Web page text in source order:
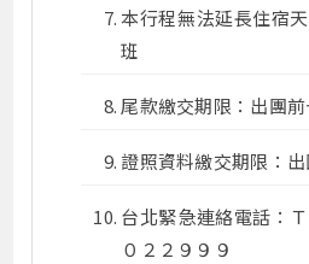
本行程無法延長住宿
班
尾款繳交期限：出團
證照資料繳交期限：
台北緊急連絡電話：
０２２９９９